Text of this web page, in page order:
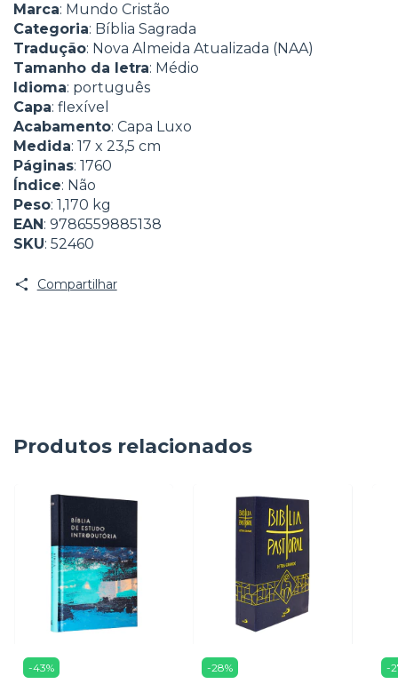
Marca: Mundo Cristão
Categoria: Bíblia Sagrada
Tradução: Nova Almeida Atualizada (NAA)
Tamanho da letra: Médio
Idioma: português
Capa: flexível
Acabamento: Capa Luxo
Medida: 17 x 23,5 cm
Páginas: 1760
Índice: Não
Peso: 1,170 kg
EAN: 9786559885138
SKU: 52460
Compartilhar
Produtos relacionados
-43% -28% -